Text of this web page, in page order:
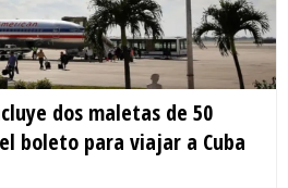
dos maletas de 50
boleto para viajar a Cuba